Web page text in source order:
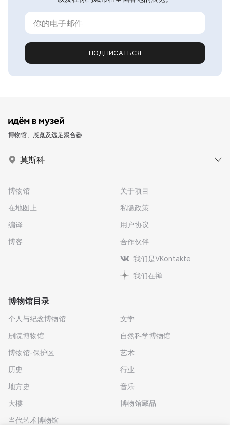
ПОДПИСАТЬСЯ
博物馆、展览及远足聚合器
莫斯科
博物馆
在地图上
编译
博客
关于项目
私隐政策
用户协议
合作伙伴
我们是VKontakte
我们在禅
博物馆目录
个人与纪念博物馆
剧院博物馆
博物馆-保护区
历史
地方史
大樓
当代艺术博物馆
文学
自然科学博物馆
艺术
行业
音乐
博物馆藏品